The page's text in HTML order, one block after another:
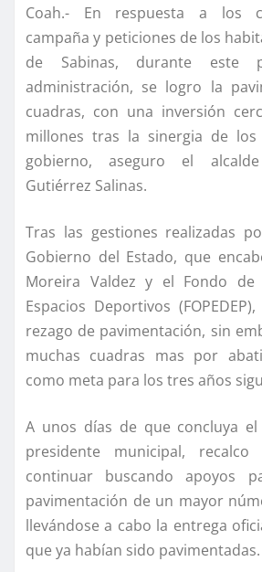
Coah.- En respuesta a los
campaña y peticiones de los
de Sabinas, durante este
administración, se logro la
cuadras, con una inversión
millones tras la sinergia de
gobierno, aseguro el
Gutiérrez Salinas.
Tras las gestiones realizadas
Gobierno del Estado, que
Moreira Valdez y el Fondo de
Espacios Deportivos
rezago de pavimentación, sin
muchas cuadras mas por
como meta para los tres años
A unos dí­as de que concluya
presidente municipal,
continuar buscando apoyos
pavimentación de un mayor
llevándose a cabo la entrega
que ya habí­an sido pavimentadas.